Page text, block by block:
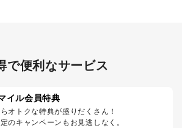
で便利なサービス
イル会員特典
オトクな特典が盛りだくさん！
のキャンペーンもお見逃しなく。